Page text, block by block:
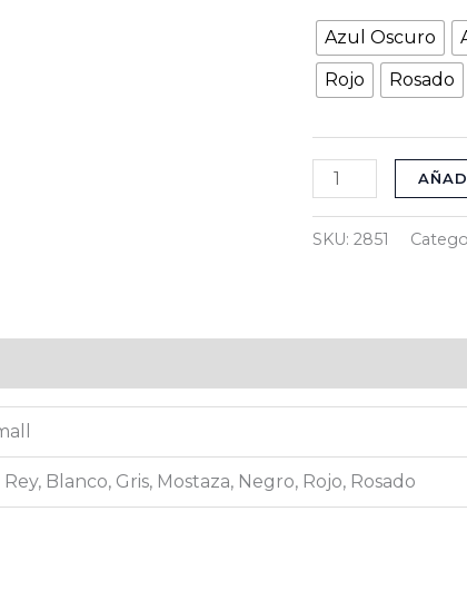
Azul Oscuro
Rojo
Rosado
SKU:2851
Blanco, Gris, Mostaza, Negro, Rojo, Rosado